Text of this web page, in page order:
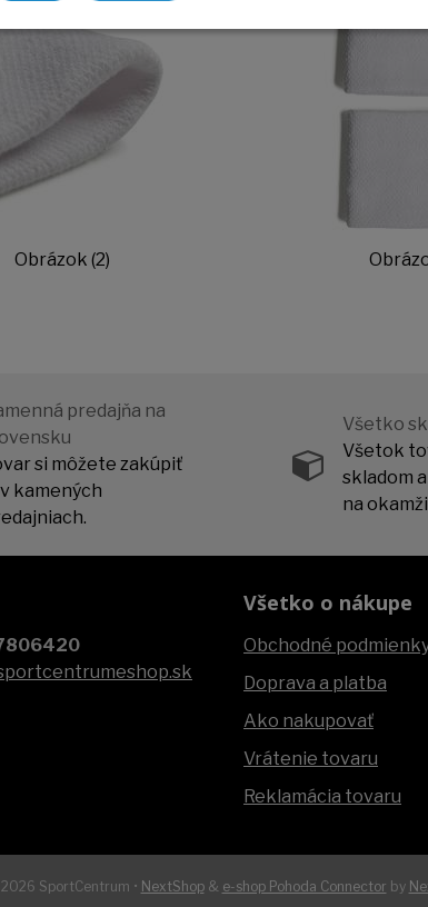
Obrázok (2)
predajňa na
si môžete zakúpiť
kamených
Všetko
Všetok
skladom
na
Všetko o nákupe
Obchodné
Doprava a platba
Ako nakupovať
Vrátenie tovaru
Reklamácia tovaru
SportCentrum • NextShop& e-shop Pohoda Connector by